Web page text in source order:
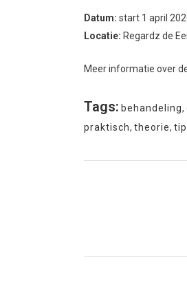
Datum: start 1 april
Locatie: Regardz de
Meer informatie over
Tags: behandeling,
praktisch, theorie,